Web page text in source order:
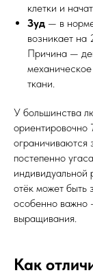
клетки и
Зуд — в
возникает на
Причина —
ткани.
У большинства
ориентировочно
постепенно
индивидуальной
отёк может быть
особенно важно
выращивания.
Как